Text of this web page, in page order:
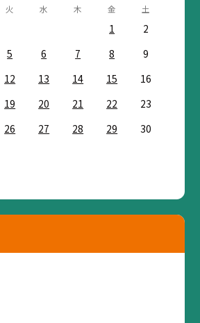
火 水 木 金 土
1
2
5 6 7 8
9
12 13 14 15
16
19 20 21 22
23
26 27 28 29
30